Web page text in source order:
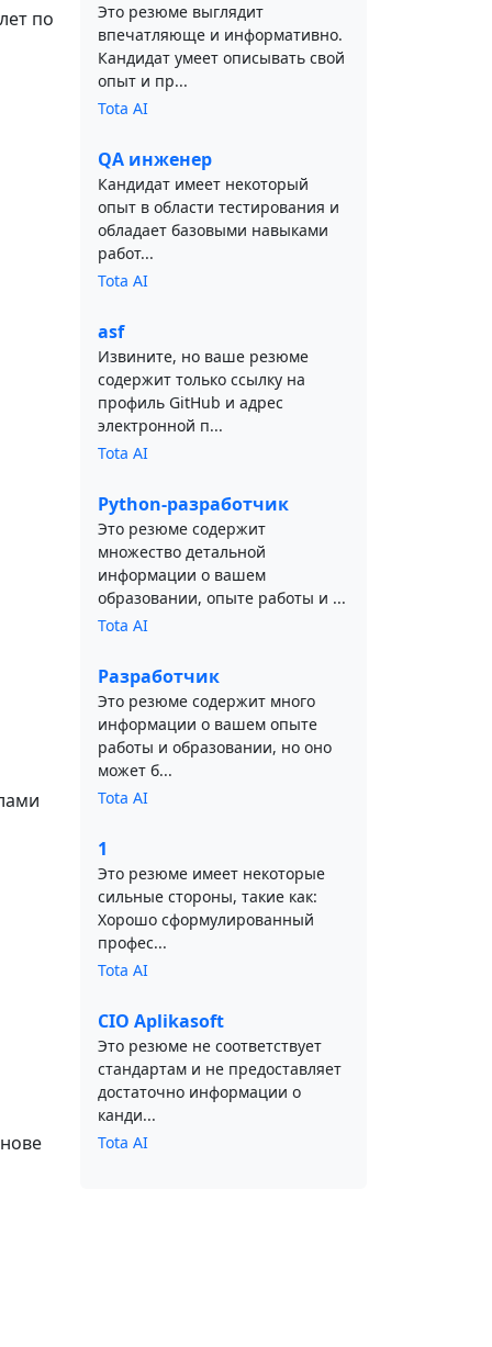
по
Это резюме выглядит
впечатляюще и информативно.
Кандидат умеет описывать свой
опыт и пр...
Tota AI
QA инженер
Кандидат имеет некоторый
опыт в области тестирования и
обладает базовыми навыками
работ...
Tota AI
asf
Извините, но ваше резюме
содержит только ссылку на
профиль GitHub и адрес
электронной п...
Tota AI
Python-разработчик
Это резюме содержит
множество детальной
информации о вашем
образовании, опыте работы и ...
Tota AI
Разработчик
Это резюме содержит много
информации о вашем опыте
работы и образовании, но оно
может б...
Tota AI
1
Это резюме имеет некоторые
сильные стороны, такие как:
Хорошо сформулированный
профес...
Tota AI
CIO Aplikasoft
Это резюме не соответствует
стандартам и не предоставляет
достаточно информации о
канди...
Tota AI